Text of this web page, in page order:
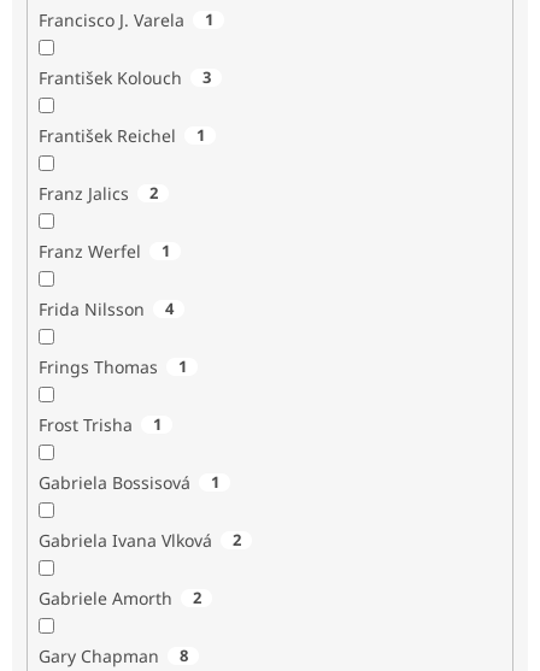
Francisco J. Varela 1
František Kolouch 3
František Reichel 1
Franz Jalics 2
Franz Werfel 1
Frida Nilsson 4
Frings Thomas 1
Frost Trisha 1
Gabriela Bossisová 1
Gabriela Ivana Vlková 2
Gabriele Amorth 2
Gary Chapman 8